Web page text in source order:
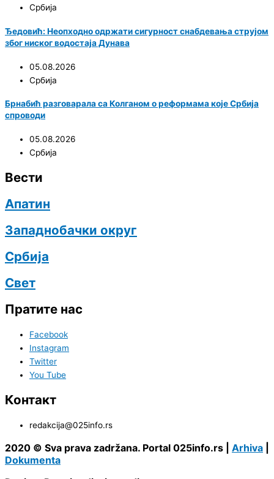
Србија
Ђедовић: Неопходно одржати сигурност снабдевања струјом
због ниског водостаја Дунава
05.08.2026
Србија
Брнабић разговарала са Колганом о реформама које Србија
спроводи
05.08.2026
Србија
Вести
Апатин
Западнобачки округ
Србија
Свет
Пратите нас
Facebook
Instagram
Twitter
You Tube
Контакт
redakcija@025info.rs
2020 © Sva prava zadržana. Portal 025info.rs | Arhiva
Dokumenta